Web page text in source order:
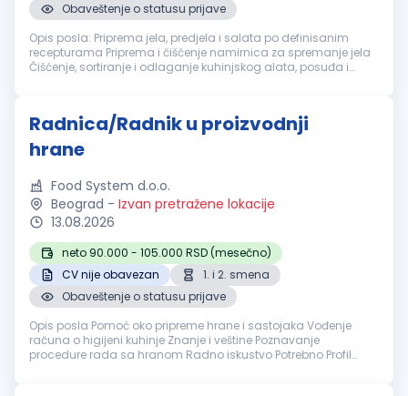
Obaveštenje o statusu prijave
Opis posla: Priprema jela, predjela i salata po definisanim
recepturama Priprema i čišćenje namirnica za spremanje jela
Čišćenje, sortiranje i odlaganje kuhinjskog alata, posuđa i
Radnica/Radnik u proizvodnji
hrane
Food System d.o.o.
Beograd - Izvan pretražene lokacije
13.08.2026
neto 90.000 - 105.000 RSD (mesečno)
CV nije obavezan
1. i 2. smena
Obaveštenje o statusu prijave
Opis posla Pomoć oko pripreme hrane i sastojaka Vođenje
računa o higijeni kuhinje Znanje i veštine Poznavanje
procedure rada sa hranom Radno iskustvo Potrebno Profil